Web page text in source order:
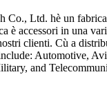
Co., Ltd. hè un
è accessori in una
clienti. Cù a
Automotive,
and